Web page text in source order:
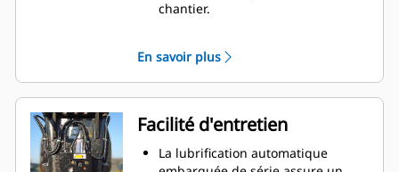
chantier.
maximale à chaque frappe et
moins de perte de chaleur.
Les composants hydrauliques
critiques sont protégés contre les
dommages à l'intérieur de
l'enveloppe, ce qui permet de
En savoir plus
Facilité d'entretien
La lubrification automatique